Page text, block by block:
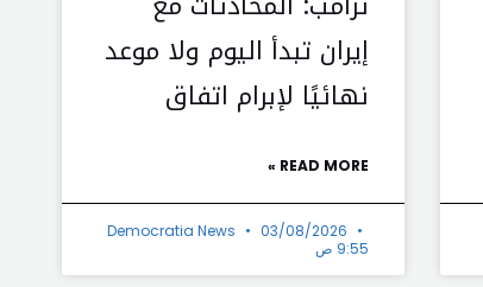
إيران تبدأ اليوم ولا موعد
نهائيًا لإبرام اتفاق
READ MORE »
Democratia News
03/08/2026
9:55 ص